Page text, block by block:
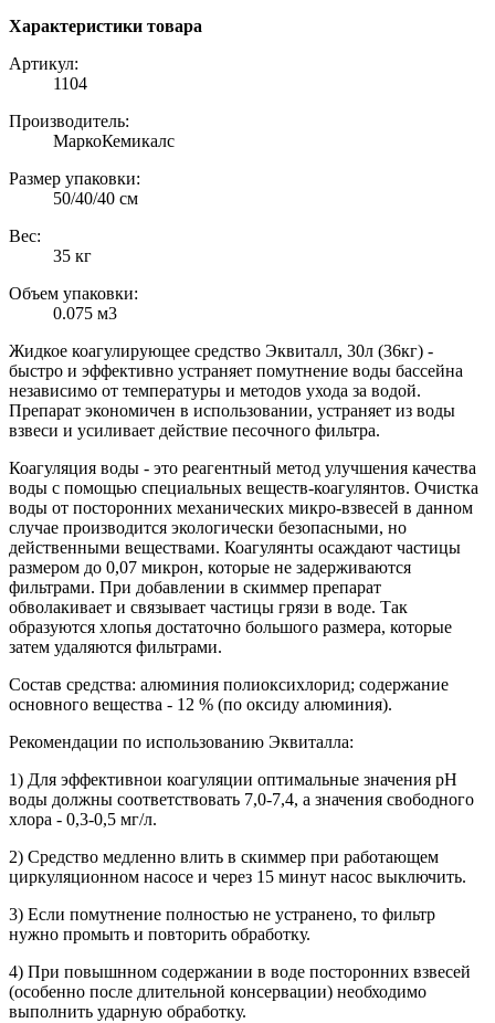
Характеристики товара
Артикул:
1104
Производитель:
МаркоКемикалс
Размер упаковки:
50/40/40 см
Вес:
35 кг
Объем упаковки:
0.075 м3
Жидкое коагулирующее средство Эквиталл, 30л (36кг) -
быстро и эффективно устраняет помутнение воды бассейна
независимо от температуры и методов ухода за водой.
Препарат экономичен в использовании, устраняет из воды
взвеси и усиливает действие песочного фильтра.
Коагуляция воды - это реагентный метод улучшения качества
воды с помощью специальных веществ-коагулянтов. Очистка
воды от посторонних механических микро-взвесей в данном
случае производится экологически безопасными, но
действенными веществами. Коагулянты осаждают частицы
размером до 0,07 микрон, которые не задерживаются
фильтрами. При добавлении в скиммер препарат
обволакивает и связывает частицы грязи в воде. Так
образуются хлопья достаточно большого размера, которые
затем удаляются фильтрами.
Состав средства: алюминия полиоксихлорид; содержание
основного вещества - 12 % (по оксиду алюминия).
Рекомендации по использованию Эквиталла:
1) Для эффективнои коагуляции оптимальные значения рН
воды должны соответствовать 7,0-7,4, а значения свободного
хлора - 0,3-0,5 мг/л.
2) Средство медленно влить в скиммер при работающем
циркуляционном насосе и через 15 минут насос выключить.
3) Если помутнение полностью не устранено, то фильтр
нужно промыть и повторить обработку.
4) При повышнном содержании в воде посторонних взвесей
(особенно после длительной консервации) необходимо
выполнить ударную обработку.